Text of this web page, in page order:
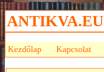
ANTIKVA.EU
Kezdőlap Kapcsolat